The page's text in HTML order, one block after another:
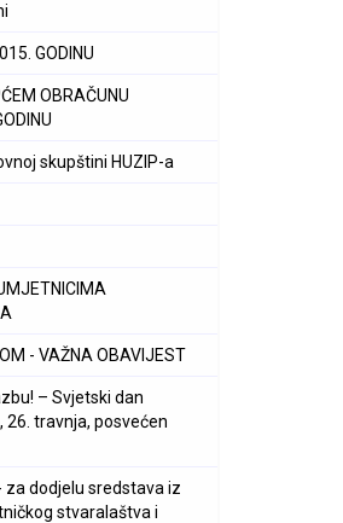
GODINU
OBRAČUNU
skupštini HUZIP-a
- VAŽNA OBAVIJEST
– Svjetski dan
travnja, posvećen
za dodjelu sredstava iz
stvaralaštva i